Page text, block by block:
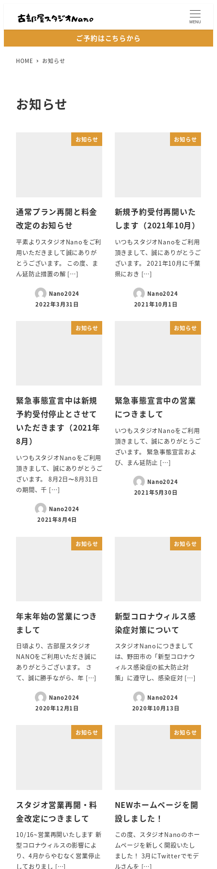
MENU
ご予約はこちらから
HOME お知らせ
お知らせ
お知らせ
通常プラン再開と料金
改定のお知らせ
平素よりスタジオNanoをご利
用いただきまして誠にありが
とうございます。 この度、ま
ん延防止措置の解 […]
Nano2024
2022年3月31日
お知らせ
新規予約受付再開いた
します（2021年10月）
いつもスタジオNanoをご利用
頂きまして、誠にありがとうご
ざいます。 2021年10月に千葉
県におき […]
Nano2024
2021年10月1日
お知らせ
緊急事態宣言中は新規
予約受付停止とさせて
いただきます（2021年
8月）
いつもスタジオNanoをご利用
頂きまして、誠にありがとうご
ざいます。 8月2日〜8月31日
の期間、千 […]
Nano2024
2021年8月4日
お知らせ
緊急事態宣言中の営業
につきまして
いつもスタジオNanoをご利用
頂きまして、誠にありがとうご
ざいます。 緊急事態宣言およ
び、まん延防止 […]
Nano2024
2021年5月30日
お知らせ
年末年始の営業につき
まして
日頃より、古部屋スタジオ
NANOをご利用いただき誠に
ありがとうございます。 さ
て、誠に勝手ながら、年 […]
Nano2024
2020年12月1日
お知らせ
新型コロナウィルス感
染症対策について
スタジオNanoにつきまして
は、野田市の「新型コロナウ
ィルス感染症の拡大防止対
策」に遵守し、感染症対 […]
Nano2024
2020年10月13日
お知らせ
スタジオ営業再開・料
金改定につきまして
10/16~営業再開いたします 新
型コロナウィルスの影響によ
り、4月からやむなく営業停止
しておりまし […]
お知らせ
NEWホームページを開
設しました！
この度、スタジオNanoのホー
ムページを新しく開設いたし
ました！ 3月にTwitterでモデ
ルさんを […]